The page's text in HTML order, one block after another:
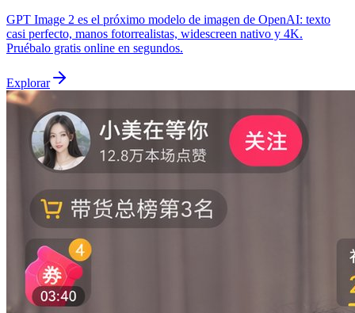
GPT Image 2 es el próximo modelo de imagen de OpenAI: texto
casi perfecto, manos fotorrealistas, widescreen nativo y 4K.
Pruébalo gratis online en segundos.
Explorar